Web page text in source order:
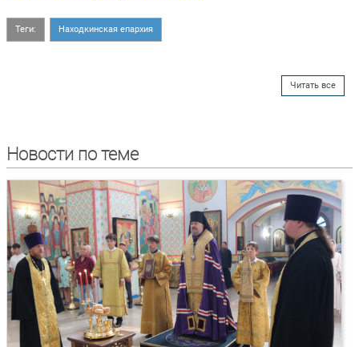
Теги: Находкинская епархия
Читать все
Новости по теме